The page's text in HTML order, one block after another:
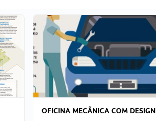
OFICINA MECÂNICA COM DESIGN